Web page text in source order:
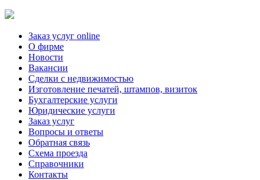
Заказ услуг online
О фирме
Новости
Вакансии
Сделки с недвижимостью
Изготовление печатей, штампов, визиток
Бухгалтерские услуги
Юридические услуги
Заказ услуг
Вопросы и ответы
Обратная связь
Схема проезда
Справочники
Контакты